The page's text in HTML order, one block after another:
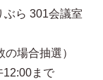
ら 301会議室
合抽選）
まで